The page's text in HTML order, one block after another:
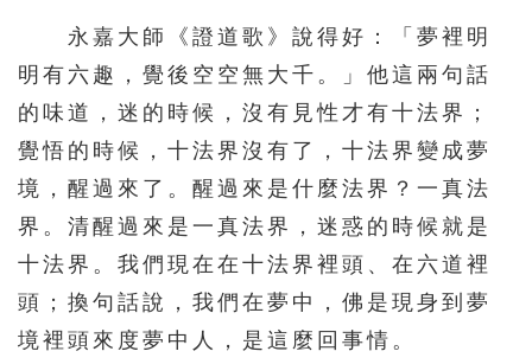
永嘉大師《證道歌》說得好：「夢裡明
明有六趣，覺後空空無大千。」他這兩句話
的味道，迷的時候，沒有見性才有十法界；
覺悟的時候，十法界沒有了，十法界變成夢
境，醒過來了。醒過來是什麼法界？一真法
界。清醒過來是一真法界，迷惑的時候就是
十法界。我們現在在十法界裡頭、在六道裡
頭；換句話說，我們在夢中，佛是現身到夢
境裡頭來度夢中人，是這麼回事情。